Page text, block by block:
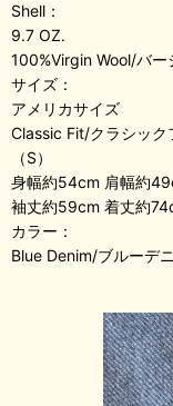
Shell：
9.7 OZ.
100%Virgin Wool/バー
サイズ：
アメリカサイズ
Classic Fit/クラシック
（S）
身幅約54cm 肩幅約
袖丈約59cm 着丈約
カラー：
Blue Denim/ブルーデ